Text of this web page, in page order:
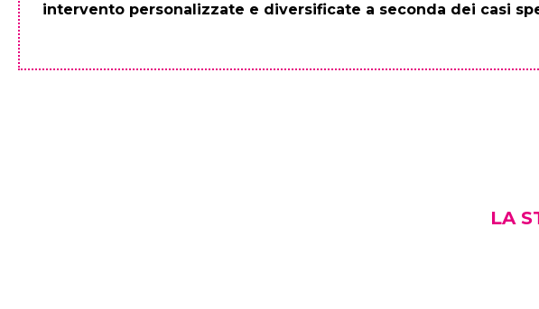
intervento personalizzate e diversificate a seconda dei casi
LA